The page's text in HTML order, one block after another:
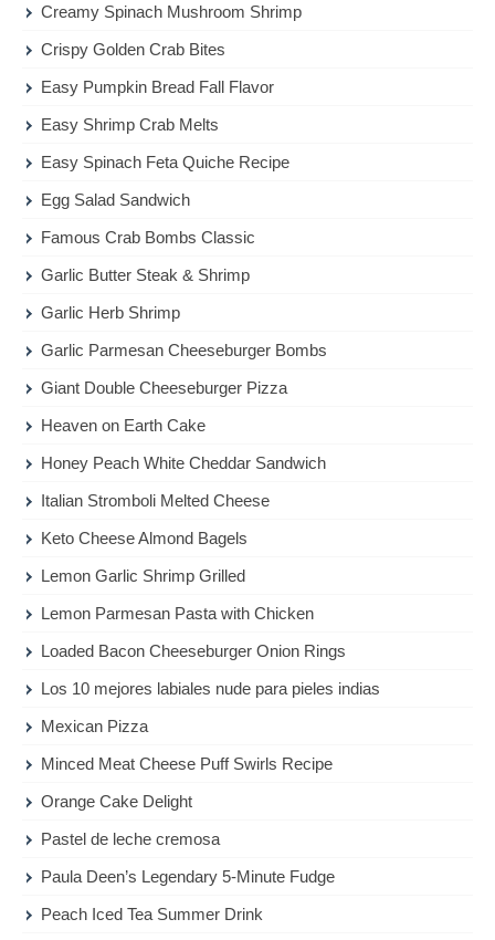
Creamy Spinach Mushroom Shrimp
Crispy Golden Crab Bites
Easy Pumpkin Bread Fall Flavor
Easy Shrimp Crab Melts
Easy Spinach Feta Quiche Recipe
Egg Salad Sandwich
Famous Crab Bombs Classic
Garlic Butter Steak & Shrimp
Garlic Herb Shrimp
Garlic Parmesan Cheeseburger Bombs
Giant Double Cheeseburger Pizza
Heaven on Earth Cake
Honey Peach White Cheddar Sandwich
Italian Stromboli Melted Cheese
Keto Cheese Almond Bagels
Lemon Garlic Shrimp Grilled
Lemon Parmesan Pasta with Chicken
Loaded Bacon Cheeseburger Onion Rings
Los 10 mejores labiales nude para pieles indias
Mexican Pizza
Minced Meat Cheese Puff Swirls Recipe
Orange Cake Delight
Pastel de leche cremosa
Paula Deen’s Legendary 5-Minute Fudge
Peach Iced Tea Summer Drink